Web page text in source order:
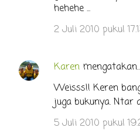
hehehe ...
2 Juli 2010 pukul
Karen
Weisss!! Keren
juga bukunya. Ntar
5 Juli 2010 pukul